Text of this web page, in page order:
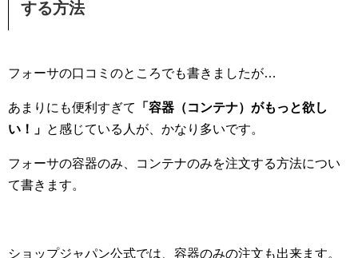
する方法
フォーサの口コミのところでも書きましたが…
あまりにも便利すぎて
「容器（コンテナ）がもっと欲し
い！」 と感じている人が、かなり多いです。
フォーサの容器のみ、コンテナのみを注文する方法につい
て書きます。
ショップジャパン公式では、容器のみの注文も出来ます。